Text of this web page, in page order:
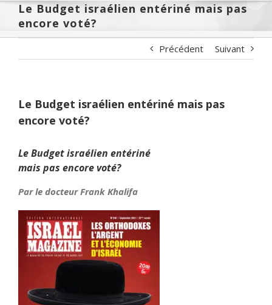
Le Budget israélien entériné mais pas
encore voté?
Précédent Suivant
Le Budget israélien entériné mais pas
encore voté?
Le Budget israélien entériné
mais pas encore voté?
Par le docteur Frank Khalifa